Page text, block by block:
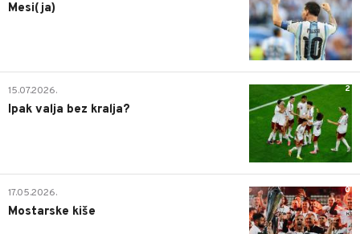
Mesi(ja)
2
15.07.2026.
Ipak valja bez kralja?
0
17.05.2026.
Mostarske kiše